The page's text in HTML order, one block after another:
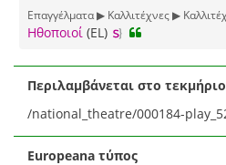
Επαγγέλματα ▶ Καλλιτέχνες ▶
Ηθοποιοί (EL)
Περιλαμβάνεται στο τεκμήριο
/national_theatre/000184-
Europeana τύπος